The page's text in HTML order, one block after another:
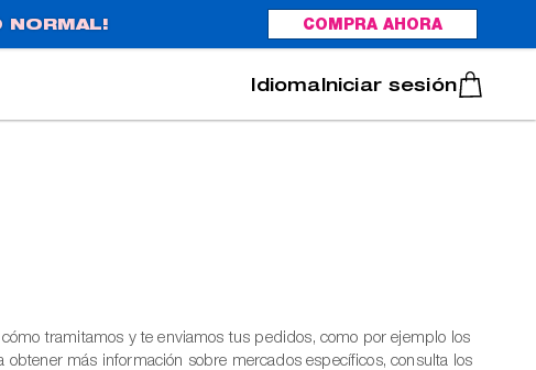
NORMAL! COMPRA AHORA
Português
Iniciar sesión
tramitamos y te enviamos tus pedidos, como por ejemplo los
más información sobre mercados específicos, consulta los